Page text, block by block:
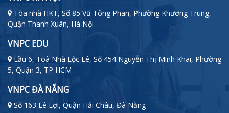
Tòa nhà HKT, Số 85 Vũ Tông Phan, Phường Khương Trung,
Quận Thanh Xuân, Hà Nội
VNPC EDU
Lầu 6, Toà Nhà Lộc Lê, Số 454 Nguyễn Thị Minh Khai, Phường
5, Quận 3, TP HCM
VNPC ĐÀ NẴNG
Số 163 Lê Lợi, Quận Hải Châu, Đà Nẵng